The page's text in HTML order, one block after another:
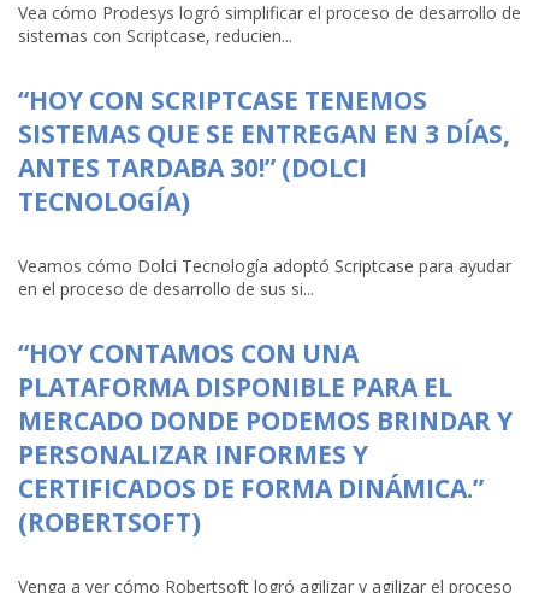
Vea cómo Prodesys logró simplificar el proceso de desarrollo de
sistemas con Scriptcase, reducien...
“HOY CON SCRIPTCASE TENEMOS
SISTEMAS QUE SE ENTREGAN EN 3 DÍAS,
ANTES TARDABA 30!” (DOLCI
TECNOLOGÍA)
Veamos cómo Dolci Tecnología adoptó Scriptcase para ayudar
en el proceso de desarrollo de sus si...
“HOY CONTAMOS CON UNA
PLATAFORMA DISPONIBLE PARA EL
MERCADO DONDE PODEMOS BRINDAR Y
PERSONALIZAR INFORMES Y
CERTIFICADOS DE FORMA DINÁMICA.”
(ROBERTSOFT)
Venga a ver cómo Robertsoft logró agilizar y agilizar el proceso